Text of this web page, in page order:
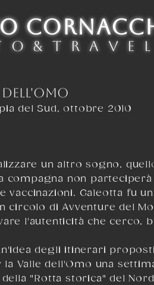
o & T r a v e l
DELL'OMO
del Sud, ottobre 2010
un altro sogno,
compagna non
vaccinazioni. Galeotta fu
circolo di Avventure del
l'autenticità che cerco,
degli itinerari
Valle dell'Omo una
"Rotta storica" del